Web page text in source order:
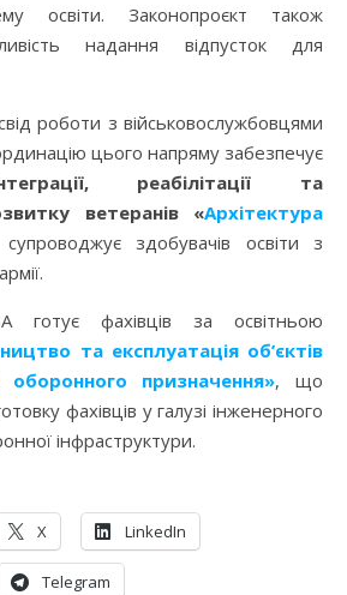
освіти. Законопроєкт також
надання відпусток для
роботи з військовослужбовцями
цього напряму забезпечує
реабілітації та
ветеранів «Архітектура
здобувачів освіти з
готує фахівців за освітньою
та експлуатація об’єктів
оборонного призначення», що
фахівців у галузі інженерного
інфраструктури.
X LinkedIn
Telegram